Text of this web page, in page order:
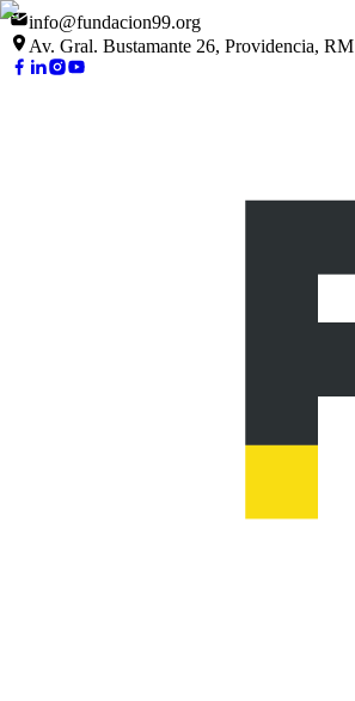
info@fundacion99.org
Av. Gral. Bustamante 26, Providencia, RM